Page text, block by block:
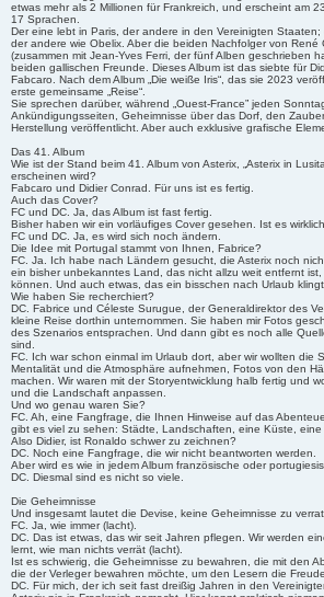
etwas mehr als 2 Millionen für Frankreich, und erscheint am
17 Sprachen.
Der eine lebt in Paris, der andere in den Vereinigten Staaten;
der andere wie Obelix. Aber die beiden Nachfolger von René
(zusammen mit Jean-Yves Ferri, der fünf Alben geschrieben
beiden gallischen Freunde. Dieses Album ist das siebte für
Fabcaro. Nach dem Album „Die weiße Iris“, das sie 2023
erste gemeinsame „Reise“.
Sie sprechen darüber, während „Ouest-France” jeden
Ankündigungsseiten, Geheimnisse über das Dorf, den
Herstellung veröffentlicht. Aber auch exklusive grafische
Das 41. Album
Wie ist der Stand beim 41. Album von Asterix, „Asterix in
erscheinen wird?
Fabcaro und Didier Conrad. Für uns ist es fertig.
Auch das Cover?
FC und DC. Ja, das Album ist fast fertig.
Bisher haben wir ein vorläufiges Cover gesehen. Ist es
FC und DC. Ja, es wird sich noch ändern.
Die Idee mit Portugal stammt von Ihnen, Fabrice?
FC. Ja. Ich habe nach Ländern gesucht, die Asterix noch
ein bisher unbekanntes Land, das nicht allzu weit entfernt ist,
können. Und auch etwas, das ein bisschen nach Urlaub klingt.
Wie haben Sie recherchiert?
DC. Fabrice und Céleste Surugue, der Generaldirektor des
kleine Reise dorthin unternommen. Sie haben mir Fotos
des Szenarios entsprachen. Und dann gibt es noch alle
sind.
FC. Ich war schon einmal im Urlaub dort, aber wir wollten die
Mentalität und die Atmosphäre aufnehmen, Fotos von den
machen. Wir waren mit der Storyentwicklung halb fertig und
und die Landschaft anpassen.
Und wo genau waren Sie?
FC. Ah, eine Fangfrage, die Ihnen Hinweise auf das
gibt es viel zu sehen: Städte, Landschaften, eine Küste, eine
Also Didier, ist Ronaldo schwer zu zeichnen?
DC. Noch eine Fangfrage, die wir nicht beantworten werden.
Aber wird es wie in jedem Album französische oder
DC. Diesmal sind es nicht so viele.
Die Geheimnisse
Und insgesamt lautet die Devise, keine Geheimnisse zu
FC. Ja, wie immer (lacht).
DC. Das ist etwas, das wir seit Jahren pflegen. Wir werden
lernt, wie man nichts verrät (lacht).
Ist es schwierig, die Geheimnisse zu bewahren, die mit den
die der Verleger bewahren möchte, um den Lesern die
DC. Für mich, der ich seit fast dreißig Jahren in den